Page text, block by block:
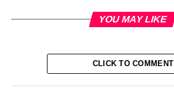
YOU MAY LIKE
CLICK TO COMMENT